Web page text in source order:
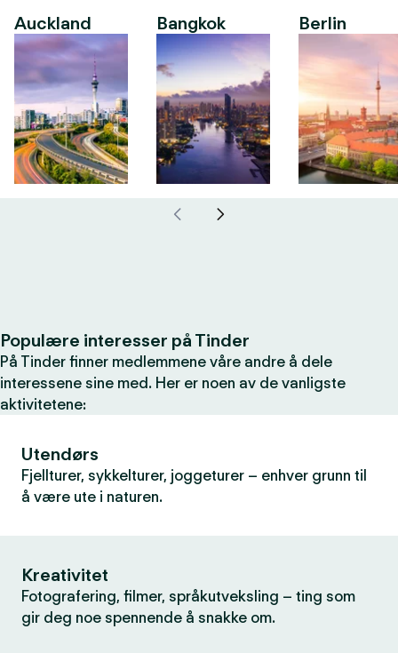
Auckland Bangkok Berlin
Populære interesser på Tinder
På Tinder finner medlemmene våre andre å dele
interessene sine med. Her er noen av de vanligste
aktivitetene:
Utendørs
Fjellturer, sykkelturer, joggeturer – enhver grunn til
å være ute i naturen.
Kreativitet
Fotografering, filmer, språkutveksling – ting som
gir deg noe spennende å snakke om.